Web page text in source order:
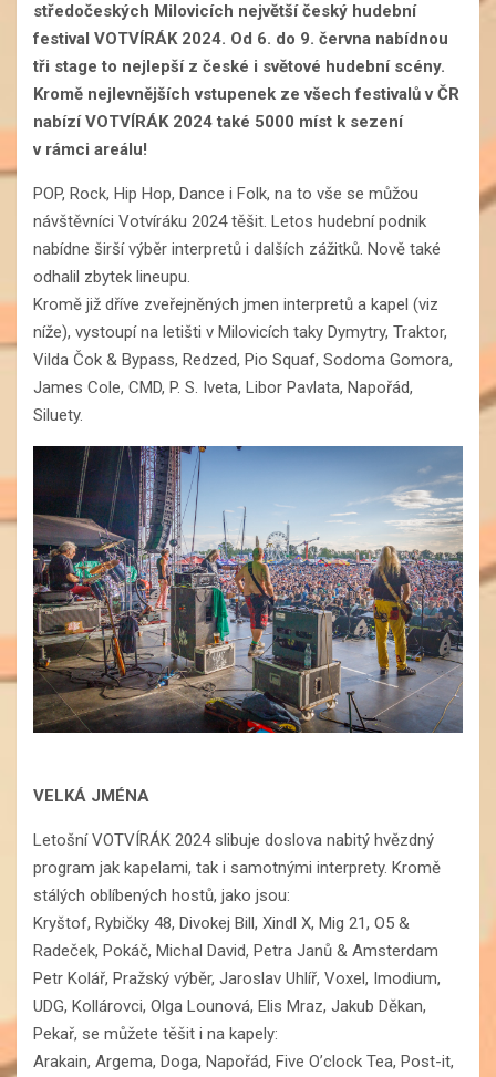
středočeských Milovicích největší český hudební
festival VOTVÍRÁK 2024. Od 6. do 9. června nabídnou
tři stage to nejlepší z české i světové hudební scény.
Kromě nejlevnějších vstupenek ze všech festivalů v ČR
nabízí VOTVÍRÁK 2024 také 5000 míst k sezení
v rámci areálu!
POP, Rock, Hip Hop, Dance i Folk, na to vše se můžou
návštěvníci Votvíráku 2024 těšit. Letos hudební podnik
nabídne širší výběr interpretů i dalších zážitků. Nově také
odhalil zbytek lineupu.
Kromě již dříve zveřejněných jmen interpretů a kapel (viz
níže), vystoupí na letišti v Milovicích taky Dymytry, Traktor,
Vilda Čok & Bypass, Redzed, Pio Squaf, Sodoma Gomora,
James Cole, CMD, P. S. Iveta, Libor Pavlata, Napořád,
Siluety.
VELKÁ JMÉNA
Letošní VOTVÍRÁK 2024 slibuje doslova nabitý hvězdný
program jak kapelami, tak i samotnými interprety. Kromě
stálých oblíbených hostů, jako jsou:
Kryštof, Rybičky 48, Divokej Bill, Xindl X, Mig 21, O5 &
Radeček, Pokáč, Michal David, Petra Janů & Amsterdam
Petr Kolář, Pražský výběr, Jaroslav Uhlíř, Voxel, Imodium,
UDG, Kollárovci, Olga Lounová, Elis Mraz, Jakub Děkan,
Pekař, se můžete těšit i na kapely:
Arakain, Argema, Doga, Napořád, Five O’clock Tea, Post-it,